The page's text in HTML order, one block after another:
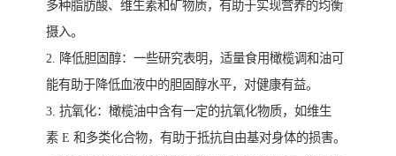
多种脂肪酸、维生素和矿物质，有助于实现营养的均衡
摄入。
2. 降低胆固醇：一些研究表明，适量食用橄榄调和油可
能有助于降低血液中的胆固醇水平，对健康有益。
3. 抗氧化：橄榄油中含有一定的抗氧化物质，如维生
素 E 和多类化合物，有助于抵抗自由基对身体的损害。